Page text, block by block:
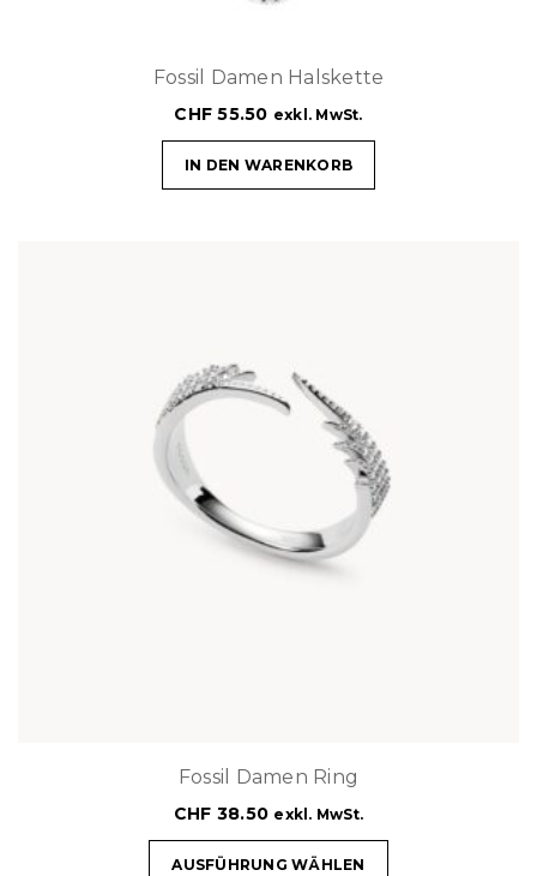
Fossil Damen Halskette
CHF 55.50 exkl. MwSt.
IN DEN WARENKORB
Fossil Damen Ring
CHF 38.50 exkl. MwSt.
AUSFÜHRUNG WÄHLEN